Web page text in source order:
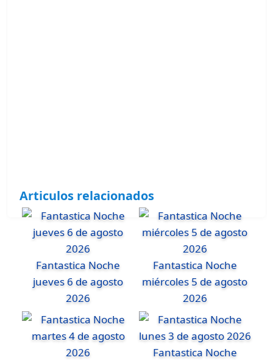
Articulos relacionados
Fantastica Noche
jueves 6 de agosto
2026
Fantastica Noche
miércoles 5 de agosto
2026
Fantastica Noche